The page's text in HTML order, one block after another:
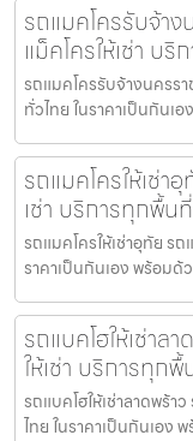
รถแมคโครรับจ้า
แม็คโครให้เช่า บ
รถแมคโครรับจ้างนครรา
ทั่วไทย ในราคาเป็นกัน
รถแมคโครให้เช่า
เช่า บริการทุกพื้น
รถแมคโครให้เช่าอุทัย ร
ราคาเป็นกันเอง พร้อม
รถแบคโฮให้เช่าล
ให้เช่า บริการทุก
รถแบคโฮให้เช่าลาดพร้า
ไทย ในราคาเป็นกันเอ